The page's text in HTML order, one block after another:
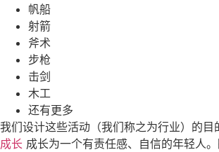
帆船
射箭
斧术
步枪
击剑
木工
还有更多
我们设计这些活动（我们称之为行业）的目
成长 成长为一个有责任感、自信的年轻人